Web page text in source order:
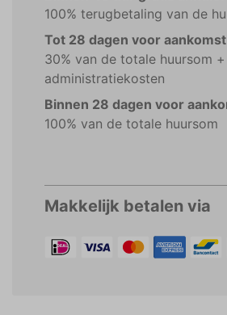
100% terugbetaling van de
Tot 28 dagen voor aankomst
30% van de totale huursom +
administratiekosten
Binnen 28 dagen voor
100% van de totale huursom
Makkelijk betalen via